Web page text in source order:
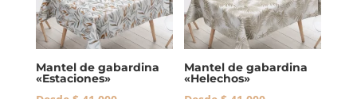
Mantel de gabardina
«Estaciones»
Mantel de gabardina
«Helechos»